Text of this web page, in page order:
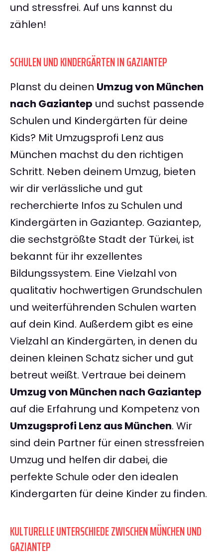
und stressfrei. Auf uns kannst du
zählen!
SCHULEN UND KINDERGÄRTEN IN GAZIANTEP
Planst du deinen Umzug von München
nach Gaziantep und suchst passende
Schulen und Kindergärten für deine
Kids? Mit Umzugsprofi Lenz aus
München machst du den richtigen
Schritt. Neben deinem Umzug, bieten
wir dir verlässliche und gut
recherchierte Infos zu Schulen und
Kindergärten in Gaziantep. Gaziantep,
die sechstgrößte Stadt der Türkei, ist
bekannt für ihr exzellentes
Bildungssystem. Eine Vielzahl von
qualitativ hochwertigen Grundschulen
und weiterführenden Schulen warten
auf dein Kind. Außerdem gibt es eine
Vielzahl an Kindergärten, in denen du
deinen kleinen Schatz sicher und gut
betreut weißt. Vertraue bei deinem
Umzug von München nach Gaziantep
auf die Erfahrung und Kompetenz von
Umzugsprofi Lenz aus München. Wir
sind dein Partner für einen stressfreien
Umzug und helfen dir dabei, die
perfekte Schule oder den idealen
Kindergarten für deine Kinder zu finden.
KULTURELLE UNTERSCHIEDE ZWISCHEN MÜNCHEN UND
GAZIANTEP